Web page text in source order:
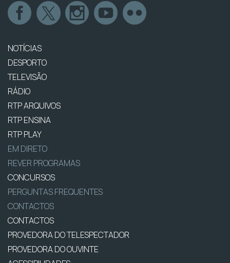
NOTÍCIAS
DESPORTO
TELEVISÃO
RÁDIO
RTP ARQUIVOS
RTP ENSINA
RTP PLAY
EM DIRETO
REVER PROGRAMAS
CONCURSOS
PERGUNTAS FREQUENTES
CONTACTOS
CONTACTOS
PROVEDORA DO TELESPECTADOR
PROVEDORA DO OUVINTE